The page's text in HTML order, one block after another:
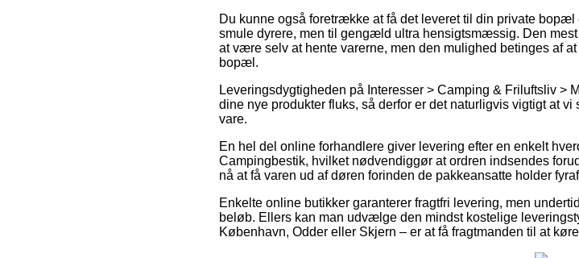
Du kunne også foretrække at få det leveret til din private
smule dyrere, men til gengæld ultra hensigtsmæssig. Den
at være selv at hente varerne, men den mulighed betinges af
bopæl.
Leveringsdygtigheden på Interesser > Camping & Friluftsliv >
dine nye produkter fluks, så derfor er det naturligvis vigtigt at
vare.
En hel del online forhandlere giver levering efter en enkelt
Campingbestik, hvilket nødvendiggør at ordren indsendes
nå at få varen ud af døren forinden de pakkeansatte holder
Enkelte online butikker garanterer fragtfri levering, men
beløb. Ellers kan man udvælge den mindst kostelige
København, Odder eller Skjern – er at få fragtmanden til at